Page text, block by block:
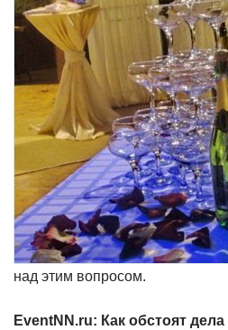
над этим вопросом.
EventNN.ru: Как обстоят